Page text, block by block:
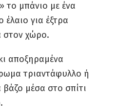
το μπάνιο με ένα
για έξτρα
στον χώρο.
αποξηραμένα
τριαντάφυλλο ή
βάζο μέσα στο σπίτι